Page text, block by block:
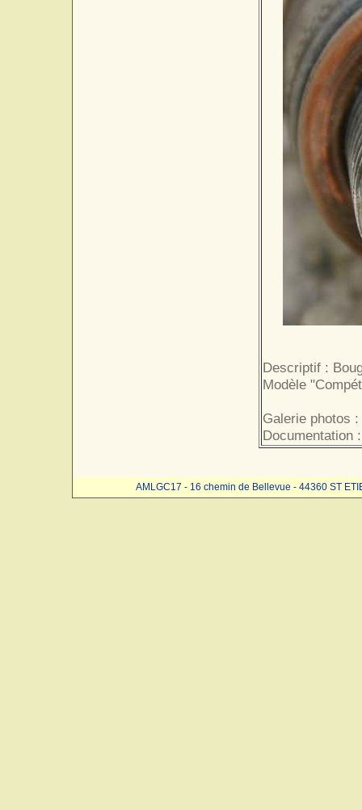
Descriptif :
Modèle
Galerie photos :
Documentation :
AMLGC17 - 16 chemin de Bellevue - 44360 ST